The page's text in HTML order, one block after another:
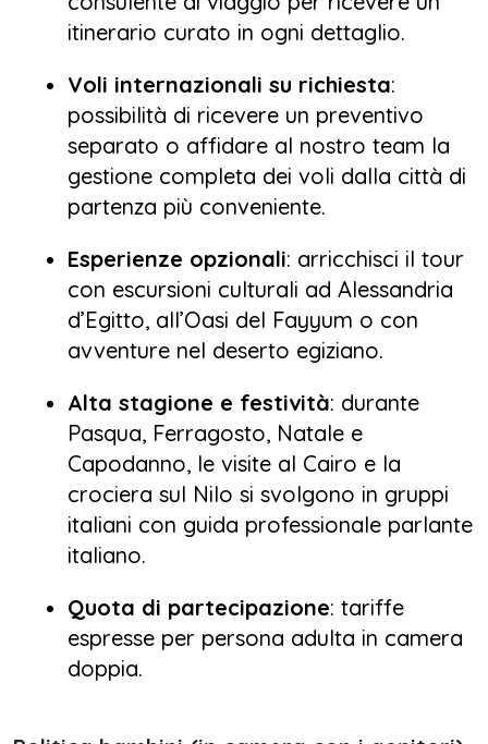
itinerario curato in ogni dettaglio.
Voli internazionali su richiesta:
possibilità di ricevere un preventivo
separato o affidare al nostro team la
gestione completa dei voli dalla città di
partenza più conveniente.
Esperienze opzionali: arricchisci il tour
con escursioni culturali ad Alessandria
d’Egitto, all’Oasi del Fayyum o con
avventure nel deserto egiziano.
Alta stagione e festività: durante
Pasqua, Ferragosto, Natale e
Capodanno, le visite al Cairo e la
crociera sul Nilo si svolgono in gruppi
italiani con guida professionale parlante
italiano.
Quota di partecipazione: tariffe
espresse per persona adulta in camera
doppia.